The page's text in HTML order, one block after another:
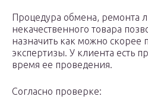
Процедура обмена, ремонта
некачественного товара
назначить как можно скорее
экспертизы. У клиента есть
время ее проведения.
Согласно проверке: